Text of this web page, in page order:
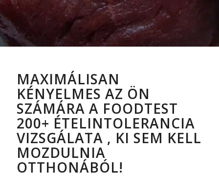
MAXIMÁLISAN
KÉNYELMES AZ ÖN
SZÁMÁRA A FOODTEST
200+ ÉTELINTOLERANCIA
VIZSGÁLATA , KI SEM KELL
MOZDULNIA
OTTHONÁBÓL!